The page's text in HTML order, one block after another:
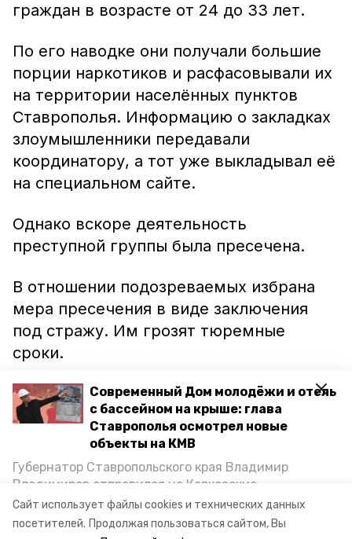
Сайт использует файлы cookies и технических данных
посетителей. Продолжая пользоваться сайтом, Вы
Современный Дом молодёжи и отель
с бассейном на крыше: глава
Ставрополья осмотрел новые
объекты на КМВ
Губернатор Ставропольского края Владимир
Владимиров отправился на Кавказские
Минеральные Воды, чтобы проинспектировать
строительство объектов в Кисловодске и
граждан в возрасте от 24 до 33 лет.
По его наводке они получали большие
порции наркотиков и расфасовывали их
на территории населённых пунктов
Ставрополья. Информацию о закладках
злоумышленники передавали
координатору, а тот уже выкладывал её
на специальном сайте.
Однако вскоре деятельность
преступной группы была пресечена.
В отношении подозреваемых избрана
мера пресечения в виде заключения
под стражу. Им грозят тюремные
сроки.
Сейчас правоохранители принимают
все меры к тому, чтобы установить и
задержать организатора группы.
Напомним, до этого минераловодские
полицейскиепрервали турне фургона
пятью тысячами бутылок «палёнки».